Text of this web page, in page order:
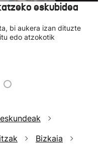
eskubidea
bi aukera izan dituzte
edo atzokotik
Bizkaia